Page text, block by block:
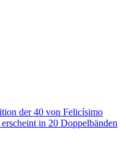
der 40 von Felicísimo
in 20 Doppelbänden